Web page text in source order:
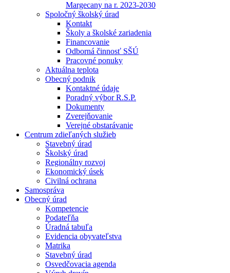
Margecany na r. 2023-2030
Spoločný školský úrad
Kontakt
Školy a školské zariadenia
Financovanie
Odborná činnosť SŠÚ
Pracovné ponuky
Aktuálna teplota
Obecný podnik
Kontaktné údaje
Poradný výbor R.S.P.
Dokumenty
Zverejňovanie
Verejné obstarávanie
Centrum zdieľaných služieb
Stavebný úrad
Školský úrad
Regionálny rozvoj
Ekonomický úsek
Civilná ochrana
Samospráva
Obecný úrad
Kompetencie
Podateľňa
Úradná tabuľa
Evidencia obyvateľstva
Matrika
Stavebný úrad
Osvedčovacia agenda